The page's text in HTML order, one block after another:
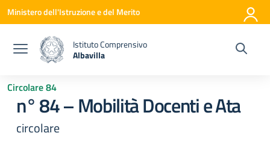
Vai ai contenuti
Vai al menu di navigazione
Vai al footer
Ministero dell'Istruzione e del Merito
Istituto Comprensivo
Albavilla
Circolare 84
n° 84 – Mobilità Docenti e Ata
circolare